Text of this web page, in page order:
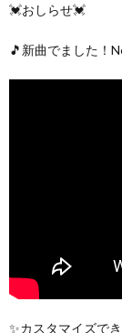
💓おしらせ💓
🎵新曲でました！
✨カスタマイズで